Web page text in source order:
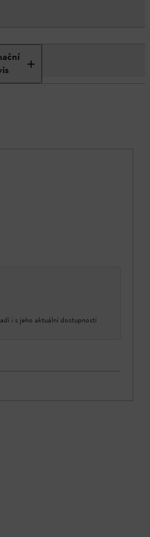
i s jeho aktuální dostupností